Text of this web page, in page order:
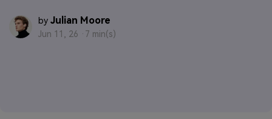
by Julian Moore
Jun 11, 26 · 7 min(s)